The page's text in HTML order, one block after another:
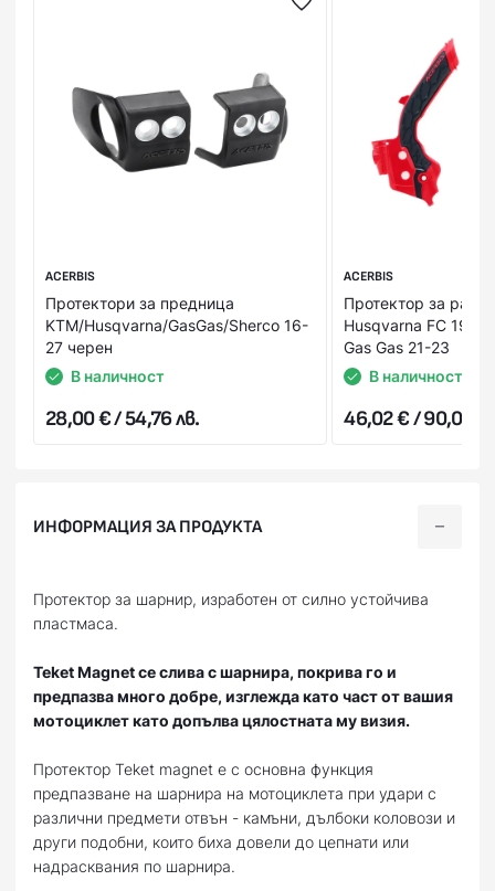
ACERBIS
Протектори за предница
KTM/Husqvarna/GasGas/Sherco 16-
27 черен
В наличност
28,00 € / 54,76 лв.
ACERBIS
Протектор за рама
Husqvarna FC 19-
Gas Gas 21-23
В наличност
46,02 € / 90,01
ИНФОРМАЦИЯ ЗА ПРОДУКТА
Протектор за шарнир, изработен от силно устойчива
пластмаса.
Teket Magnet се слива с шарнира, покрива го и
предпазва много добре, изглежда като част от вашия
мотоциклет като допълва цялостната му визия.
Протектор Teket magnet е с основна функция
предпазване на шарнира на мотоциклета при удари с
различни предмети отвън - камъни, дълбоки коловози и
други подобни, които биха довели до цепнати или
надрасквания по шарнира.